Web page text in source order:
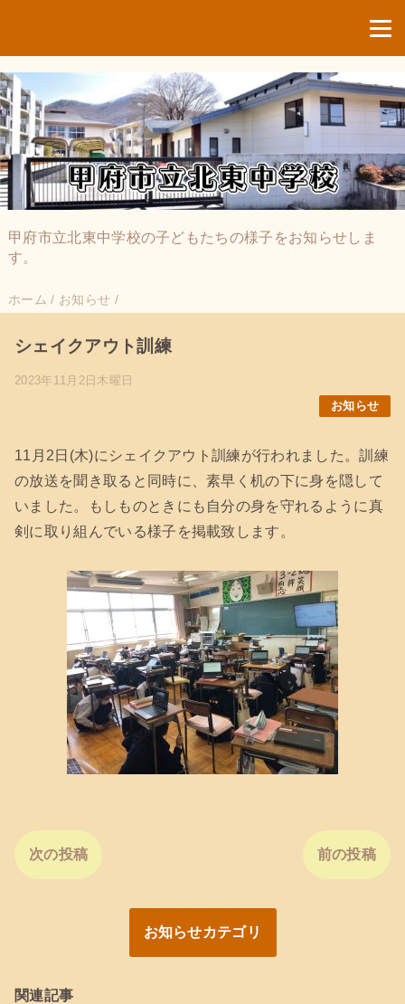
甲府市立北東中学校の子どもたちの様子をお知らせしま
す。
ホーム / お知らせ /
シェイクアウト訓練
2023年11月2日木曜日
お知らせ
11月2日(木)にシェイクアウト訓練が行われました。訓練
の放送を聞き取ると同時に、素早く机の下に身を隠して
いました。もしものときにも自分の身を守れるように真
剣に取り組んでいる様子を掲載致します。
次の投稿 前の投稿
お知らせカテゴリ
関連記事